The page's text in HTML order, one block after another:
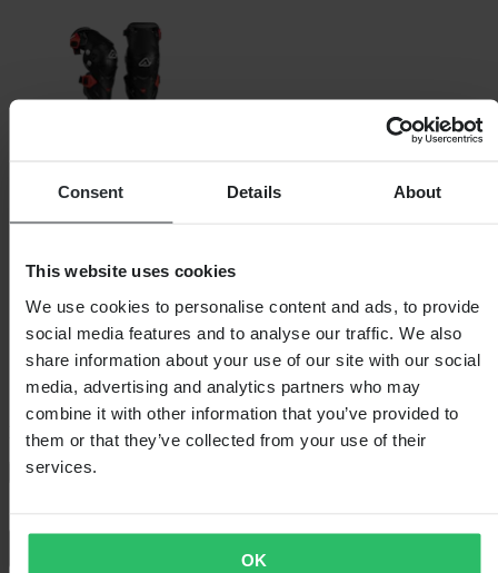
Consent Details About
This website uses cookies
We use cookies to personalise content and ads, to provide
social media features and to analyse our traffic. We also
share information about your use of our site with our social
media, advertising and analytics partners who may
combine it with other information that you’ve provided to
them or that they’ve collected from your use of their
services.
OK
Kledingmaat: Onesize
In winkelwagen